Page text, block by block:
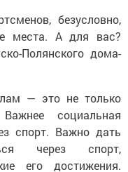
безусловно,
места. А для вас?
Полянского дома-
— это не только
социальная
спорт. Важно дать
через спорт,
его достижения.